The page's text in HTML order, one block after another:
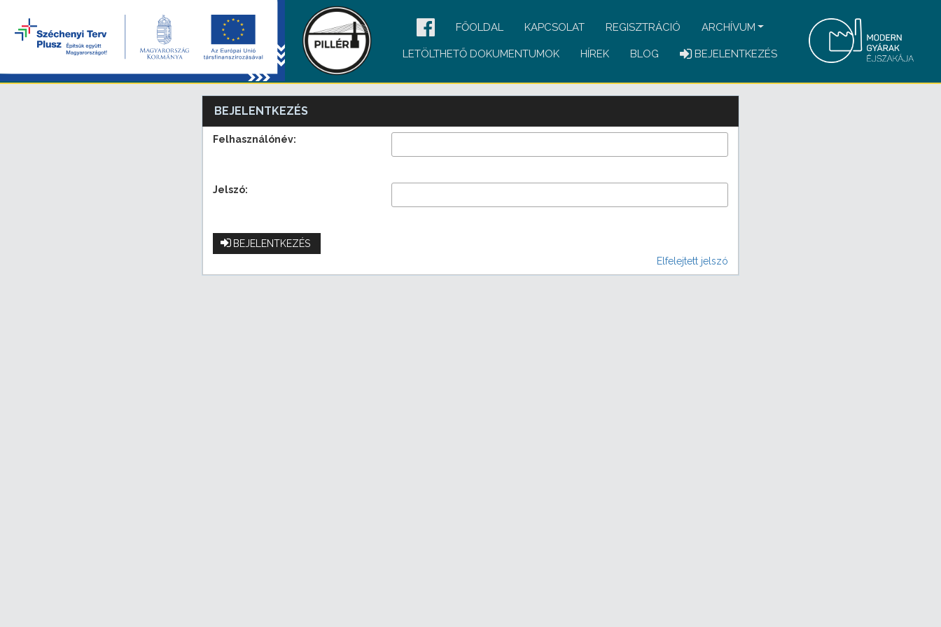
FŐOLDAL KAPCSOLAT REGISZTRÁCIÓ ARCHÍVUM
LETÖLTHETŐ DOKUMENTUMOK HÍREK BLOG BEJELENTKEZÉS
BEJELENTKEZÉS
Felhasználónév:
Jelszó:
BEJELENTKEZÉS
Elfelejtett jelszó